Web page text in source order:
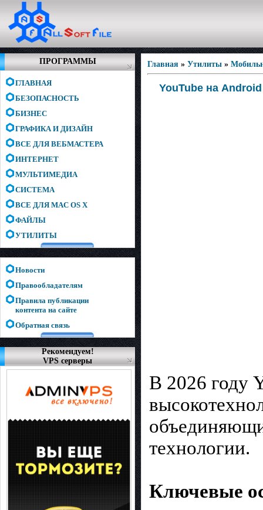
ПРОГРАММЫ
ГЛАВНАЯ
БЕЗОПАСНОСТЬ
БИЗНЕС
ГРАФИКА И ДИЗАЙН
ВСЕ ДЛЯ ВЕБМАСТЕРА
ИНТЕРНЕТ
МУЛЬТИМЕДИА
СИСТЕМА
ВСЕ ДЛЯ MAC OS X
ФАЙЛЫ
УТИЛИТЫ
Новости
Правообладателям
Правила публикации
контента на сайте
Обратная связь
Рекомендуем!
VPS серверы
Главная » Утилиты »
YouTube на Android
В 2026 году
технологии.
Ключевые